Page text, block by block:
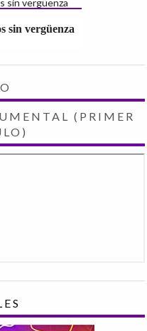
sin vergüenza
(PRIMER